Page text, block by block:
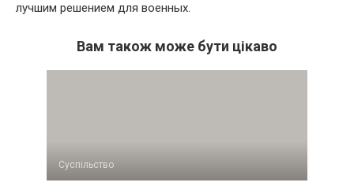
лучшим решением для военных.
Вам також може бути цікаво
Суспільство